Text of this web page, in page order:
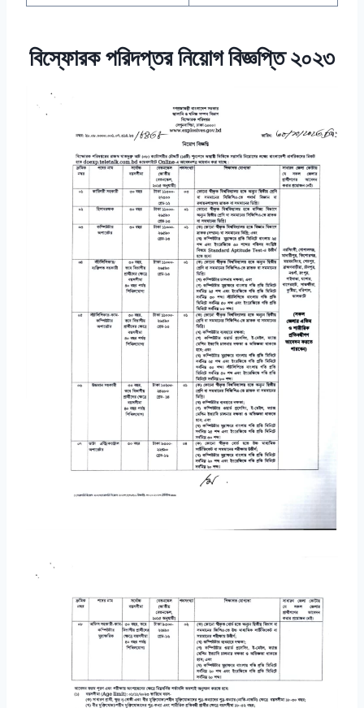
বিস্ফোরক পরিদপ্তর নিয়োগ বিজ্ঞপ্তি ২০২৩